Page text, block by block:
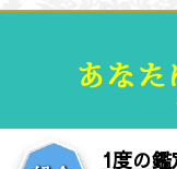
1度の